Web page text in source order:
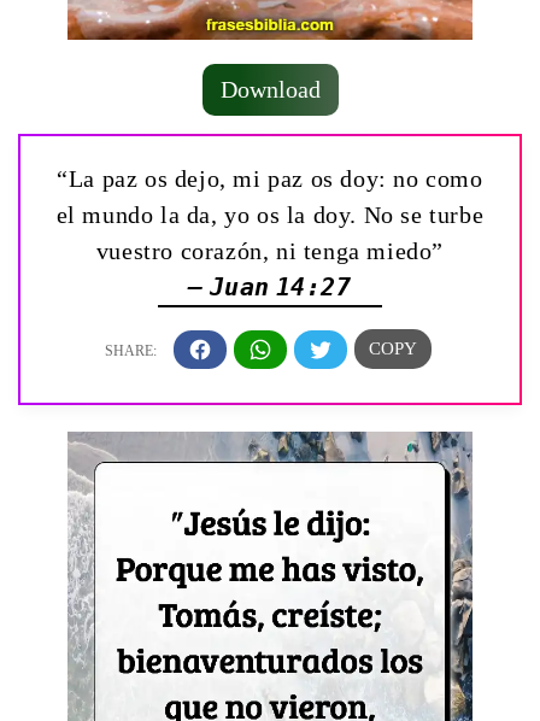
Download
“La paz os dejo, mi paz os doy: no como
el mundo la da, yo os la doy. No se turbe
vuestro corazón, ni tenga miedo”
— Juan 14:27